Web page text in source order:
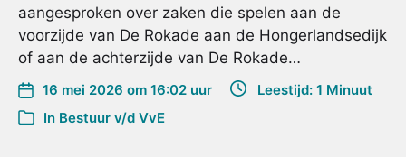
aangesproken over zaken die spelen aan de
voorzijde van De Rokade aan de Hongerlandsedijk
of aan de achterzijde van De Rokade…
16 mei 2026 om 16:02 uur
Leestijd: 1 Minuut
In Bestuur v/d VvE